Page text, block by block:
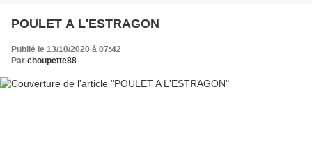
POULET A L'ESTRAGON
Publié le 13/10/2020 à 07:42
Par choupette88